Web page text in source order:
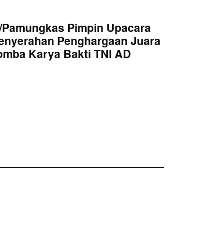
Pimpin Upacara
Penghargaan Juara
Karya Bakti TNI AD